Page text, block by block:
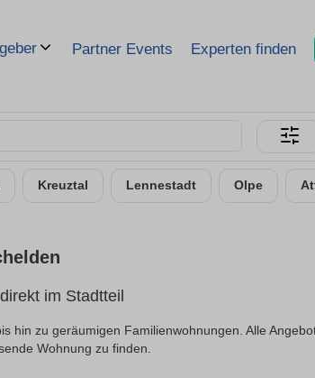
Partner Events Experten finden
Kreuztal Lennestadt Olpe
im Stadtteil
hin zu geräumigen Familienwohnungen. Alle
Wohnung zu finden.